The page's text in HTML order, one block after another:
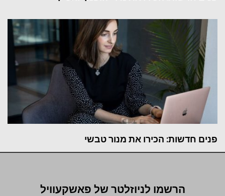
פנים חדשות: הכירו את מנור טבשי
הרשמו לניוזלטר של פאשקעוויל